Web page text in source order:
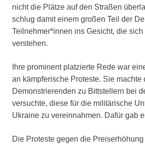
nicht die Plätze auf den Straßen
schlug damit einem großen Teil der
Teilnehmer*innen ins Gesicht, die
verstehen.
Ihre prominent platzierte Rede war
an kämpferische Proteste. Sie machte
Demonstrierenden zu Bittstellern bei
versuchte, diese für die militärische
Ukraine zu vereinnahmen. Dafür gab
Die Proteste gegen die